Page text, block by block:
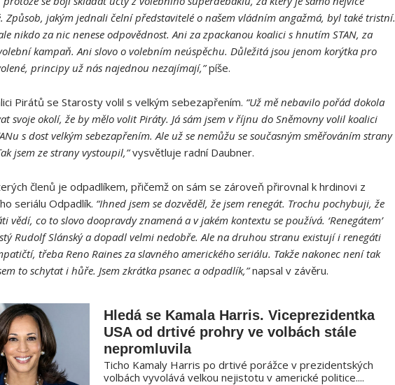
Způsob, jakým jednali čelní představitelé o našem vládním angažmá, byl také tristní.
nikdo za nic nenese odpovědnost. Ani za zpackanou koalici s hnutím STAN, za
kampaň. Ani slovo o volebním neúspěchu. Důležitá jsou jenom korýtka pro
principy už nás najednou nezajímají,”píše.
Pirátů se Starosty volil s velkým sebezapřením. “Už mě nebavilo pořád dokola
svoje okolí, že by mělo volit Piráty. Já sám jsem v říjnu do Sněmovny volil koalici
s dost velkým sebezapřením. Ale už se nemůžu se současným směřováním strany
jsem ze strany vystoupil,”vysvětluje radní Daubner.
členů je odpadlíkem, přičemž on sám se zároveň přirovnal k hrdinovi z
seriálu Odpadlík. “Ihned jsem se dozvěděl, že jsem renegát. Trochu pochybuji, že
vědí, co to slovo doopravdy znamená a v jakém kontextu se používá. ‘Renegátem’
Rudolf Slánský a dopadl velmi nedobře. Ale na druhou stranu existují i renegáti
třeba Reno Raines za slavného amerického seriálu. Takže nakonec není tak
to schytat i hůře. Jsem zkrátka psanec a odpadlík,”napsal v závěru.
Hledá se Kamala Harris. Viceprezidentka
USA od drtivé prohry ve volbách stále
nepromluvila
Ticho Kamaly Harris po drtivé porážce v prezidentských
volbách vyvolává velkou nejistotu v americké politice....